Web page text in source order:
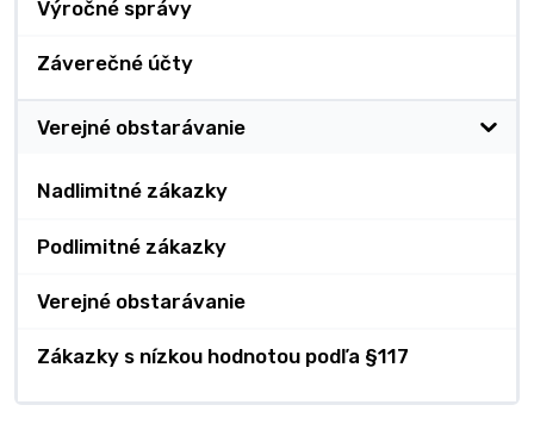
Výročné správy
Záverečné účty
Verejné obstarávanie
Nadlimitné zákazky
Podlimitné zákazky
Verejné obstarávanie
Zákazky s nízkou hodnotou podľa §117